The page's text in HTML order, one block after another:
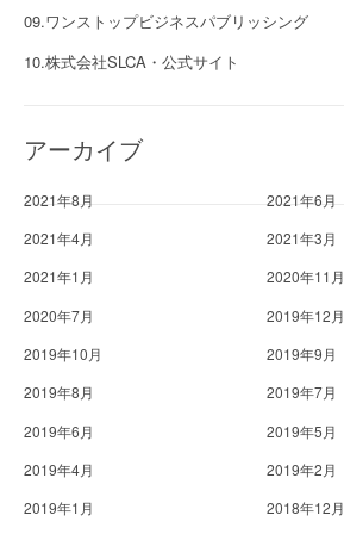
09.ワンストップビジネスパブリッシング
10.株式会社SLCA・公式サイト
アーカイブ
2021年8月
2021年6月
2021年4月
2021年3月
2021年1月
2020年11月
2020年7月
2019年12月
2019年10月
2019年9月
2019年8月
2019年7月
2019年6月
2019年5月
2019年4月
2019年2月
2019年1月
2018年12月